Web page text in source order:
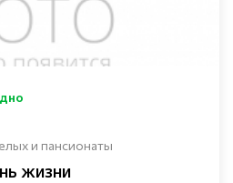
и пансионаты
жизни